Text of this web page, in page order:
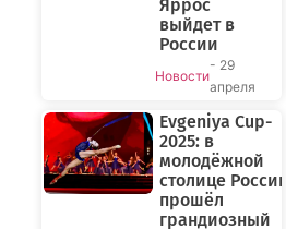
Яррос
выйдет в
России
Новости
- 29
апреля
Evgeniya Cup-
2025: в
молодёжной
столице
прошёл
грандиозный